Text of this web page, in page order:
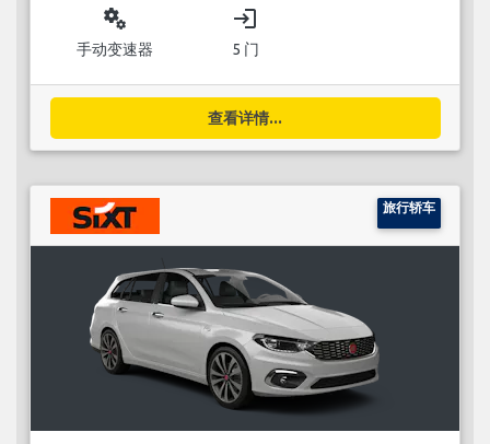
miscellaneous_services
手动变速器
login
5 门
查看详情...
旅行轿车